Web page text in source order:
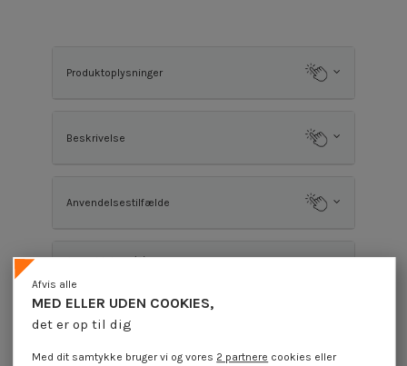
Produktoplysninger
Beskrivelse
Anvendelsestilfælde
Anmeldelser (0)
Kunder, der købte denne vare, købte også
MED ELLER UDEN COOKIES,
det er op til dig
Afvis alle
Med dit samtykke bruger vi og vores 2 partnere cookies eller